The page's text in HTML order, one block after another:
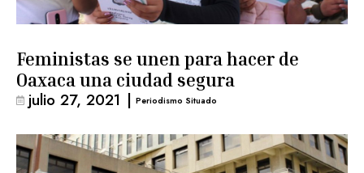
Feministas se unen para hacer de
Oaxaca una ciudad segura
julio 27, 2021 | Periodismo Situado